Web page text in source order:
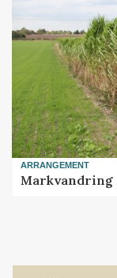
ARRANGEMENT
Markvandring